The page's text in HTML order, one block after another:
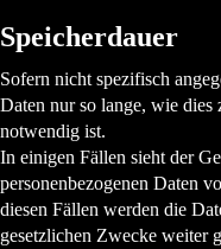
Speicherdauer
Sofern nicht spezifisch
Daten nur so lange, wie
notwendig ist.
In einigen Fällen sieht der
personenbezogenen Daten
diesen Fällen werden die
gesetzlichen Zwecke weiter